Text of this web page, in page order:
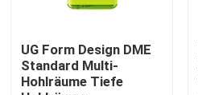
Über uns
Werksbesichtigung
UG Form Design DME
Standard Multi-
Hohlräume Tiefe